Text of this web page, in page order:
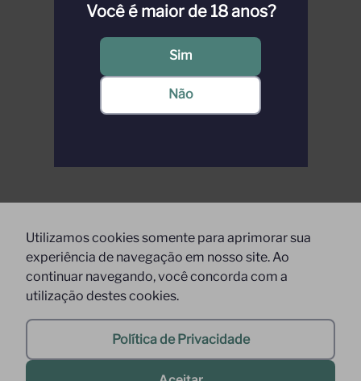
Utilizamos cookies somente para aprimorar sua
experiência de navegação em nosso site. Ao
continuar navegando, você concorda com a
utilização destes cookies.
Política de Privacidade
Você é maior de 18 anos?
Sim
Não